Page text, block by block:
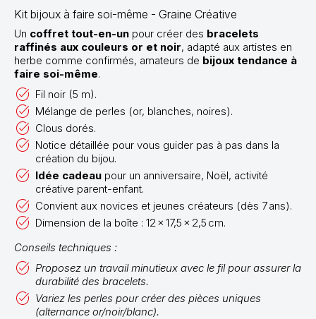
Kit bijoux à faire soi-même - Graine Créative
Un coffret tout-en-un pour créer des bracelets
raffinés aux couleurs or et noir, adapté aux artistes en
herbe comme confirmés, amateurs de bijoux tendance à
faire soi-même.
Fil noir (5 m).
Mélange de perles (or, blanches, noires).
Clous dorés.
Notice détaillée pour vous guider pas à pas dans la
création du bijou.
Idée cadeau pour un anniversaire, Noël, activité
créative parent-enfant.
Convient aux novices et jeunes créateurs (dès 7 ans).
Dimension de la boîte : 12 × 17,5 × 2,5 cm.
Conseils techniques :
Proposez un travail minutieux avec le fil pour assurer la
durabilité des bracelets.
Variez les perles pour créer des pièces uniques
(alternance or/noir/blanc).